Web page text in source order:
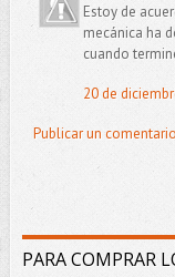
Estoy de
mecánica ha
cuando
20 de
Publicar un comentario
PARA COMPRAR